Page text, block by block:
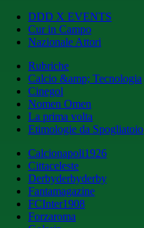
DDD X EVENTS
Cur in Campo
Nazionale Attori
Rubriche
Calcio &amp; Tecnologia
Cinegol
Nomen Omen
La prima volta
Etimologie da Spogliatoio
Calcionapoli1926
Cittaceleste
Derbyderbyderby
Fantamagazine
FCInter1908
Forzaroma